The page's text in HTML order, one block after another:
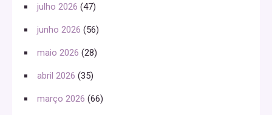
julho 2026 (47)
junho 2026 (56)
maio 2026 (28)
abril 2026 (35)
março 2026 (66)